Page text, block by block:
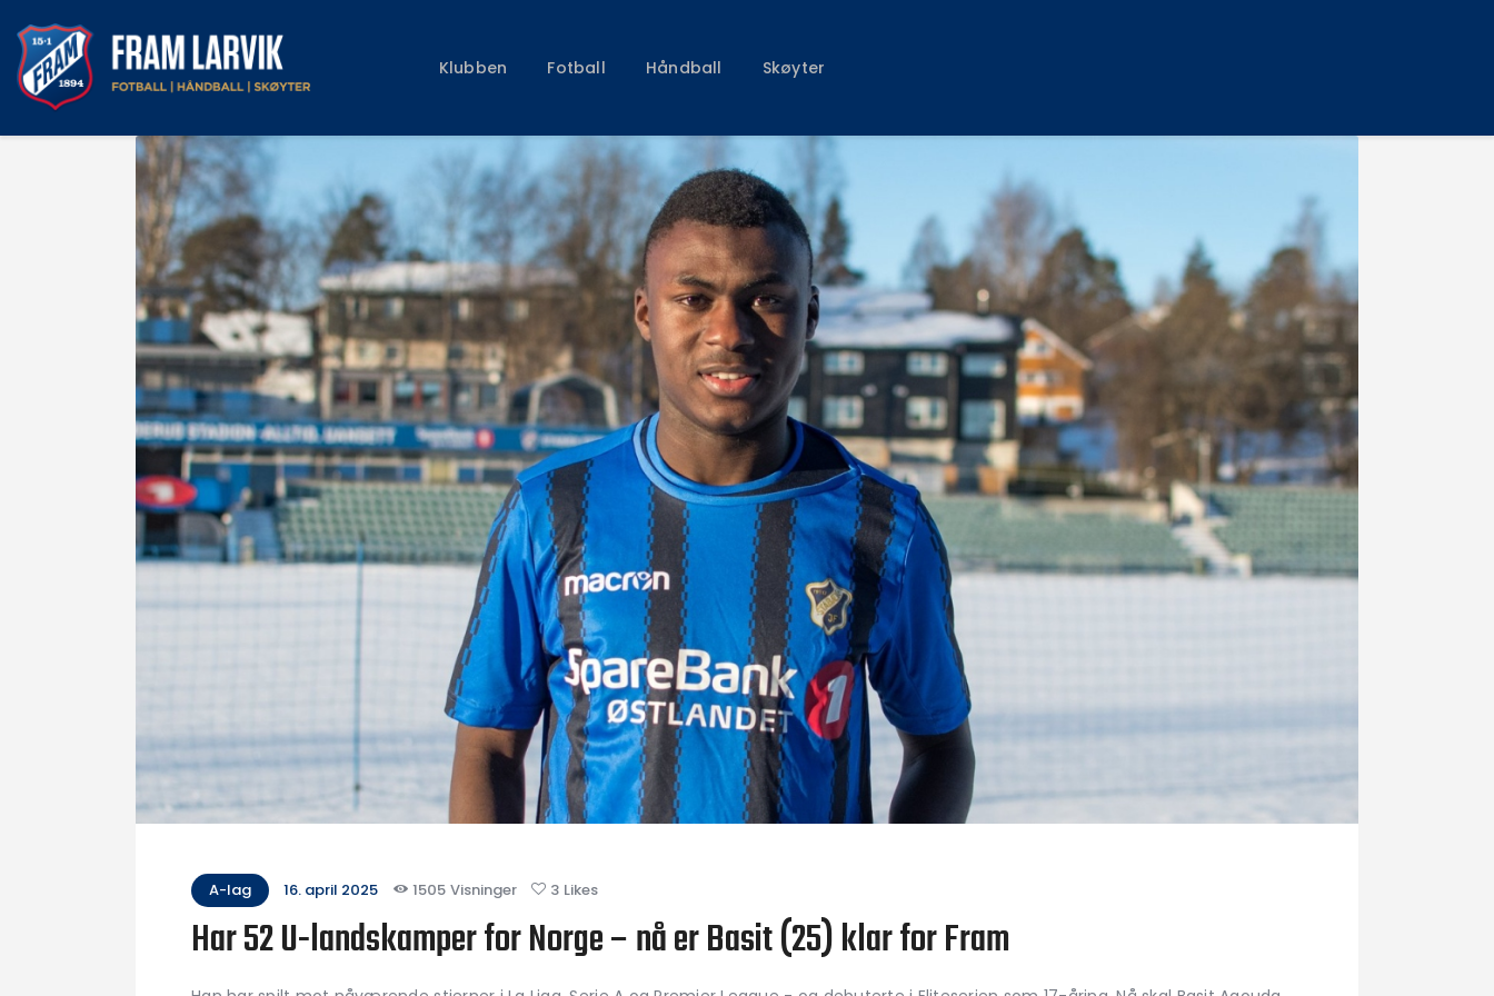
Klubben Fotball Håndball Skøyter
Fotball
Skøyter
A-lag 16. april 2025 1505 Visninger 3 Likes
Har 52 U-landskamper for Norge – nå er Basit (25) klar for Fram